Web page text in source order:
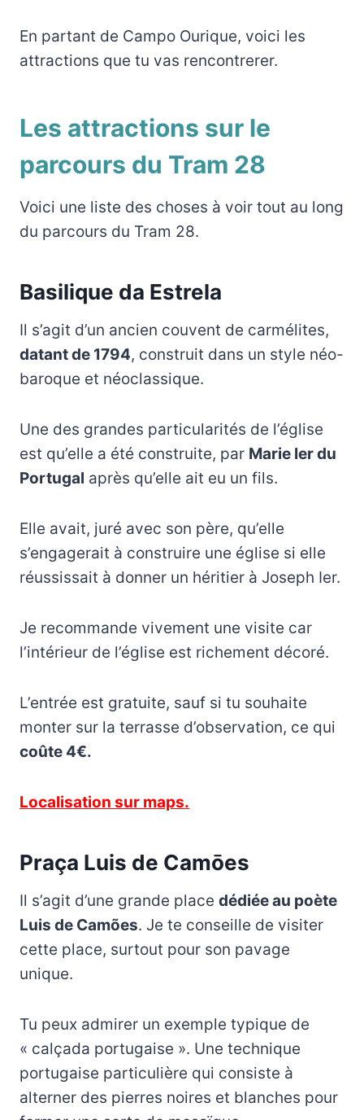
En partant de Campo Ourique, voici les
attractions que tu vas rencontrerer.
Les attractions sur le
parcours du Tram 28
Voici une liste des choses à voir tout au long
du parcours du Tram 28.
Basilique da Estrela
Il s’agit d’un ancien couvent de carmélites,
datant de 1794, construit dans un style néo-
baroque et néoclassique.
Une des grandes particularités de l’église
est qu’elle a été construite, par Marie Ier du
Portugal après qu’elle ait eu un fils.
Elle avait, juré avec son père, qu’elle
s’engagerait à construire une église si elle
réussissait à donner un héritier à Joseph Ier.
Je recommande vivement une visite car
l’intérieur de l’église est richement décoré.
L’entrée est gratuite, sauf si tu souhaite
monter sur la terrasse d’observation, ce qui
coûte 4€.
Localisation sur maps.
Praça Luis de Camōes
Il s’agit d’une grande place dédiée au poète
Luis de Camões. Je te conseille de visiter
cette place, surtout pour son pavage
unique.
Tu peux admirer un exemple typique de
« calçada portugaise ». Une technique
portugaise particulière qui consiste à
alterner des pierres noires et blanches pour